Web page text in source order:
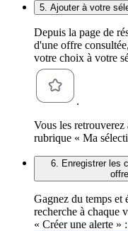
5. Ajouter à votre
Depuis la page de
d'une offre
votre choix à votre
.
Vous les retrouverez
rubrique « Ma
6. Enregistrer les
Gagnez du temps et
recherche à chaque
« Créer une alerte » :